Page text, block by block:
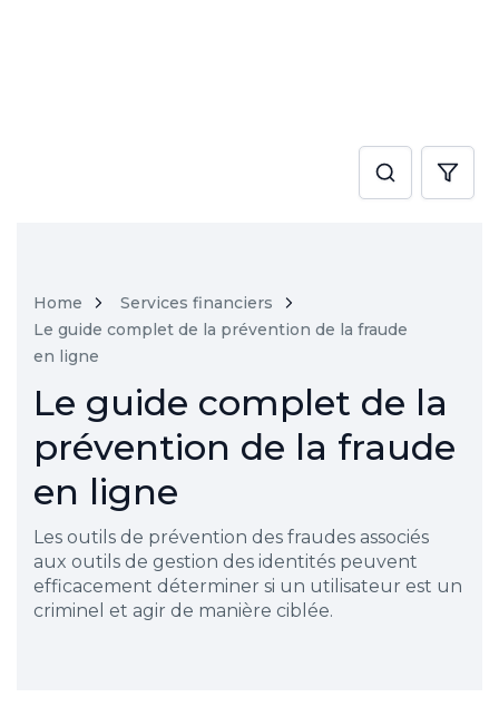
Home
Services financiers
Le guide complet de la prévention de la fraude
en ligne
Le guide complet de la
prévention de la fraude
en ligne
Les outils de prévention des fraudes associés
aux outils de gestion des identités peuvent
efficacement déterminer si un utilisateur est un
criminel et agir de manière ciblée.